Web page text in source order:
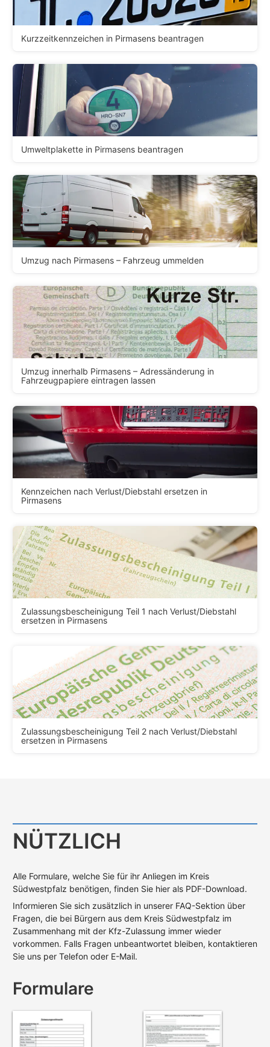
Kurzzeitkennzeichen in Pirmasens beantragen
Umweltplakette in Pirmasens beantragen
Umzug nach Pirmasens – Fahrzeug ummelden
Umzug innerhalb Pirmasens – Adressänderung in
Fahrzeugpapiere eintragen lassen
Kennzeichen nach Verlust/Diebstahl ersetzen in
Pirmasens
Zulassungsbescheinigung Teil 1 nach Verlust/Diebstahl
ersetzen in Pirmasens
Zulassungsbescheinigung Teil 2 nach Verlust/Diebstahl
ersetzen in Pirmasens
NÜTZLICH
Alle Formulare, welche Sie für ihr Anliegen im Kreis
Südwestpfalz benötigen, finden Sie hier als PDF-Download.
Informieren Sie sich zusätzlich in unserer FAQ-Sektion über
Fragen, die bei Bürgern aus dem Kreis Südwestpfalz im
Zusammenhang mit der Kfz-Zulassung immer wieder
vorkommen. Falls Fragen unbeantwortet bleiben, kontaktieren
Sie uns per Telefon oder E-Mail.
Formulare